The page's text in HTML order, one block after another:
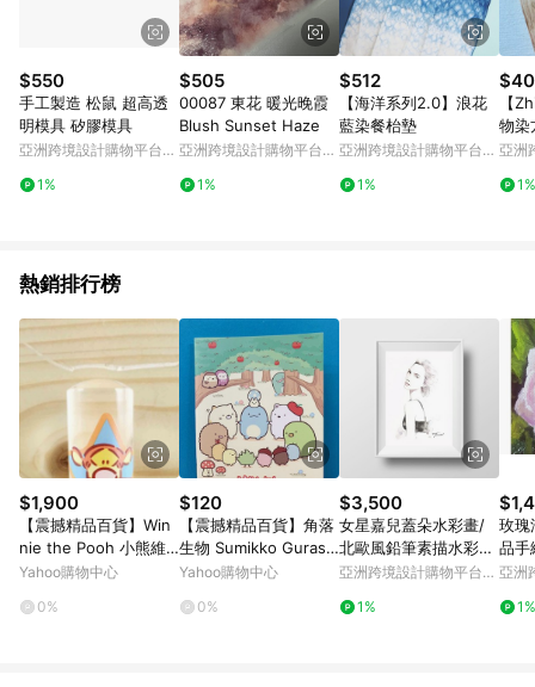
頁面後才首次下載 Pinkoi APP 並完成訂單，不符合導購資格；承
上，首次下載 Pinkoi APP 後，需透過 LINE 購物前往 Pinkoi 頁
面，方享導購資格。
$550
手工製造 松鼠 超高透
明模具 矽膠模具
亞洲跨境設計購物平台
1%
$505
00087 東花 暖光晚霞
Blush Sunset Haze
亞洲跨境設計購物平台
1%
$512
【海洋系列2.0】浪花
藍染餐枱墊
亞洲跨境設計購物平台
1%
【
物染
巾-
亞洲
1%
熱銷排行榜
$1,900
【震撼精品百貨】Win
nie the Pooh 小熊維
尼~水晶印章-跳跳虎
Yahoo購物中心
0%
$120
【震撼精品百貨】角落
生物 Sumikko Gurashi
~San-X 角落生物心情
Yahoo購物中心
0%
$3,500
女星嘉兒蓋朵水彩畫/
北歐風鉛筆素描水彩
畫/送禮家飾
亞洲跨境設計購物平台
1%
玫瑰
品手
亞洲
1%